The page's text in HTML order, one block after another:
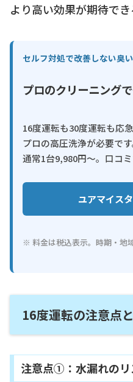
より高い効果が期待でき
セルフ対処で改善しない臭
プロのクリーニング
16度運転も30度運転も応
プロの高圧洗浄が必要で
通常1台9,980円〜。口コミ
ユアマイス
※ 料金は税込表示。時期・地
16度運転の注意点
注意点①：水漏れのリ